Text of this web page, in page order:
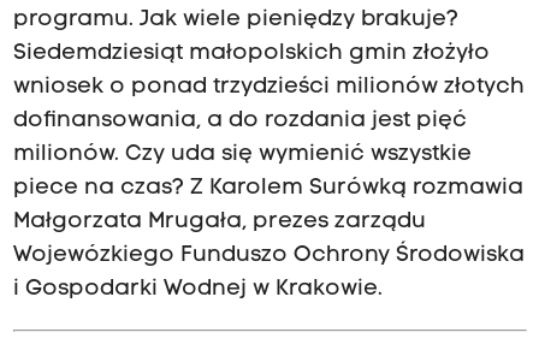
programu. Jak wiele pieniędzy brakuje?
Siedemdziesiąt małopolskich gmin złożyło
wniosek o ponad trzydzieści milionów złotych
dofinansowania, a do rozdania jest pięć
milionów. Czy uda się wymienić wszystkie
piece na czas? Z Karolem Surówką rozmawia
Małgorzata Mrugała, prezes zarządu
Wojewózkiego Funduszo Ochrony Środowiska
i Gospodarki Wodnej w Krakowie.